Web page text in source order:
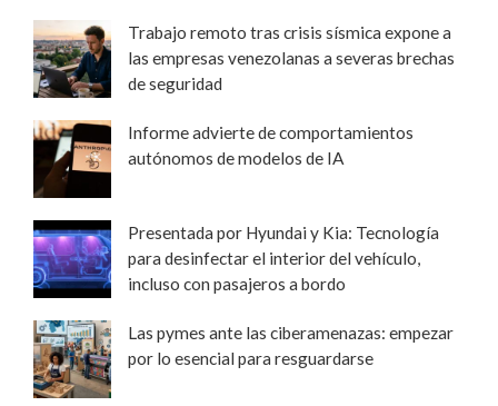
Trabajo remoto tras crisis sísmica expone a
las empresas venezolanas a severas brechas
de seguridad
Informe advierte de comportamientos
autónomos de modelos de IA
Presentada por Hyundai y Kia: Tecnología
para desinfectar el interior del vehículo,
incluso con pasajeros a bordo
Las pymes ante las ciberamenazas: empezar
por lo esencial para resguardarse